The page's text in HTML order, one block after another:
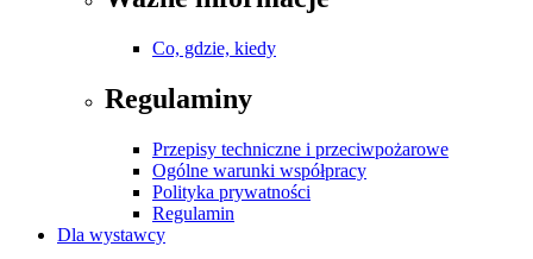
Co, gdzie, kiedy
Regulaminy
Przepisy techniczne i przeciwpożarowe
Ogólne warunki współpracy
Polityka prywatności
Regulamin
Dla wystawcy